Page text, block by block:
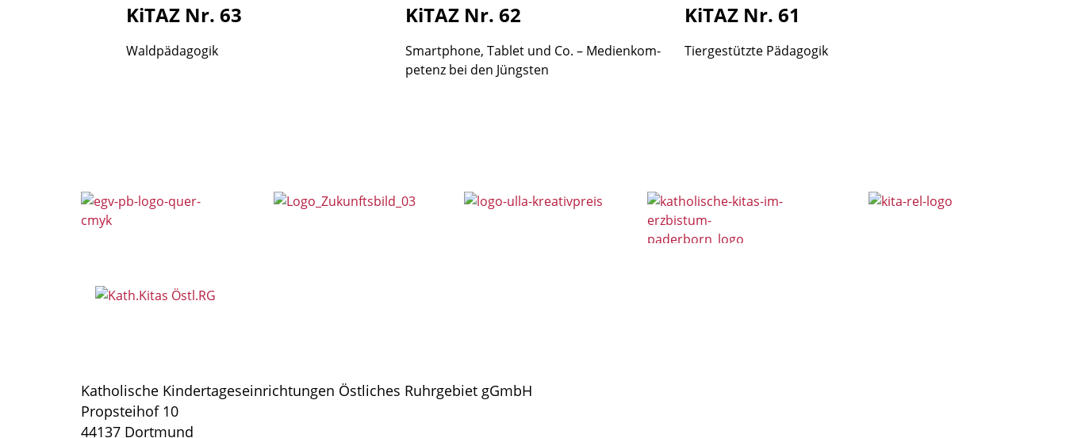
KiTAZ Nr. 63
Waldpädagogik
KiTAZ Nr. 62
Smartphone, Tablet und Co. – Medienkom­
petenz bei den Jüngsten
KiTAZ Nr. 61
Tiergestützte Pädagogik
Katholische Kindertageseinrichtungen Östliches Ruhrgebiet gGmbH
Propsteihof 10
44137 Dortmund